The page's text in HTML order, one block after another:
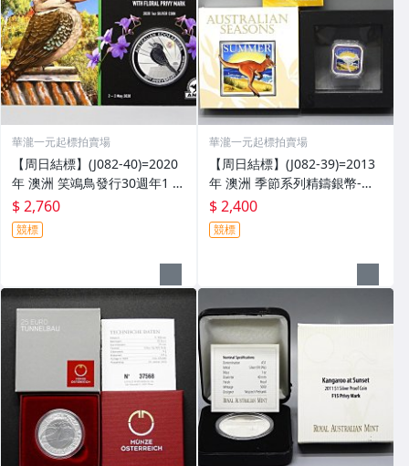
華瀧一元起標拍賣場
【周日結標】(J082-40)=2020
年 澳洲 笑鴗鳥發行30週年1 O
Z精鑄紀念銀幣_蘭花鑄記=套裝
含證 =保真
$ 2,760
競標
華瀧一元起標拍賣場
【周日結標】(J082-39)=2013
年 澳洲 季節系列精鑄銀幣-夏
天(澳洲袋鼠)1 OZ方形彩色銀
幣=原盒證 =保真
$ 2,400
競標